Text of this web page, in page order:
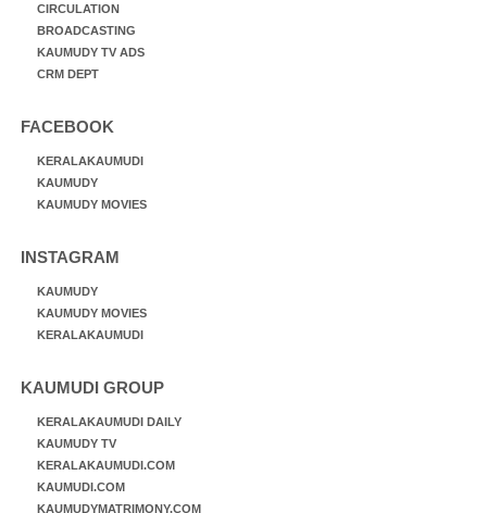
CIRCULATION
BROADCASTING
KAUMUDY TV ADS
CRM DEPT
FACEBOOK
KERALAKAUMUDI
KAUMUDY
KAUMUDY MOVIES
INSTAGRAM
KAUMUDY
KAUMUDY MOVIES
KERALAKAUMUDI
KAUMUDI GROUP
KERALAKAUMUDI DAILY
KAUMUDY TV
KERALAKAUMUDI.COM
KAUMUDI.COM
KAUMUDYMATRIMONY.COM